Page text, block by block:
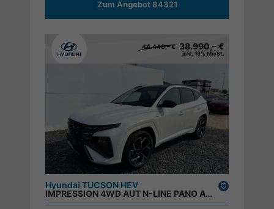
Zum Angebot 84321
44.440,– € 38.990,– €
inkl. 19% MwSt.
Hyundai TUCSON HEV
IMPRESSION 4WD AUT N-LINE PANO ACC ECC 360 KRELL HUD SHZ ;